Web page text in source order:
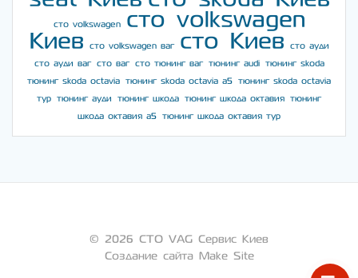
сто volkswagen
сто volkswagen
Киев
сто volkswagen ваг сто Киев
сто ауди
сто ауди ваг
сто ваг сто тюнинг ваг тюнинг audi
тюнинг skoda
тюнинг skoda octavia
тюнинг skoda octavia a5
тюнинг skoda octavia
тур
тюнинг ауди тюнинг шкода тюнинг шкода октавия
тюнинг
шкода октавия а5
тюнинг шкода октавия тур
© 2026 СТО VAG Сервис Киев
Создание сайта Make Site